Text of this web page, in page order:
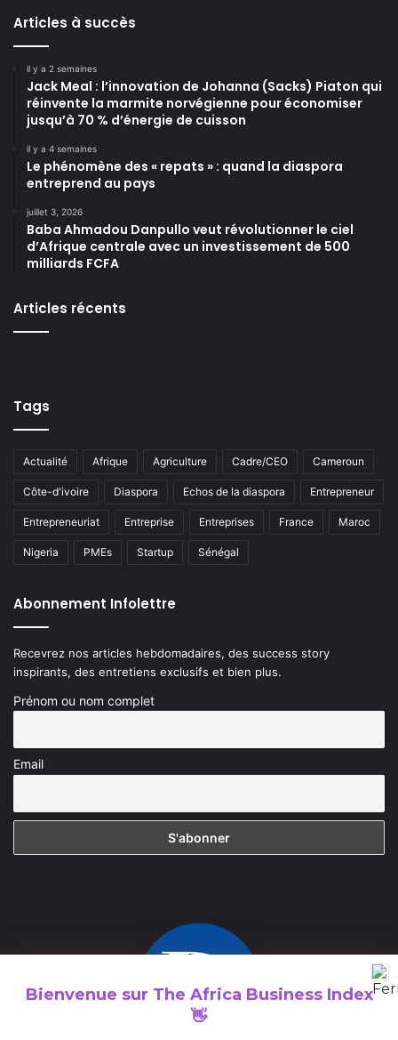
Articles à succès
il y a 2 semaines
Jack Meal : l’innovation de Johanna (Sacks) Piaton qui
réinvente la marmite norvégienne pour économiser
jusqu’à 70 % d’énergie de cuisson
il y a 4 semaines
Le phénomène des « repats » : quand la diaspora
entreprend au pays
juillet 3, 2026
Baba Ahmadou Danpullo veut révolutionner le ciel
d’Afrique centrale avec un investissement de 500
milliards FCFA
Articles récents
Tags
Actualité Afrique Agriculture Cadre/CEO Cameroun
Côte-d'ivoire Diaspora Echos de la diaspora Entrepreneur
Entrepreneuriat Entreprise Entreprises France Maroc
Nigeria PMEs Startup Sénégal
Abonnement Infolettre
Recevrez nos articles hebdomadaires, des success story
inspirants, des entretiens exclusifs et bien plus.
Prénom ou nom complet
Email
Bienvenue sur The Africa Business Index
👋